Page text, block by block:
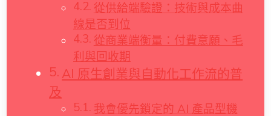
從供給端驗證：技術與成本曲
線是否到位
從商業端衡量：付費意願、毛
利與回收期
AI 原生創業與自動化工作流的普
及
我會優先鎖定的 AI 產品型機